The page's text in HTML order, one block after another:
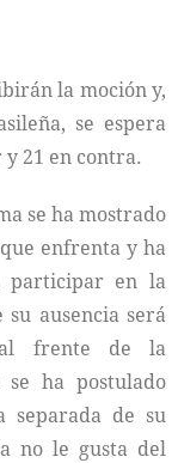
la moción y,
se espera
21 en contra.
se ha mostrado
enfrenta y ha
participar en la
ausencia será
frente de la
se ha postulado
separada de su
no le gusta del